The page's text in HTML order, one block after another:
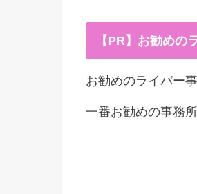
【PR】お勧めの
お勧めのライバー
一番お勧めの事務